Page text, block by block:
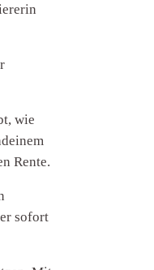
wie
Rente.
sofort